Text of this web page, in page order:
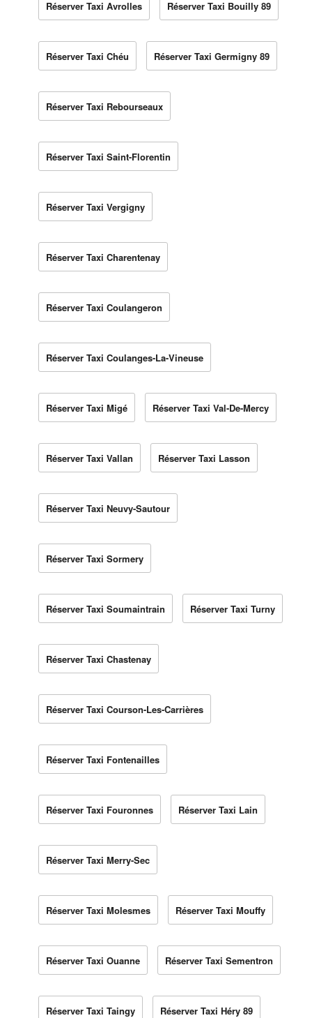
Réserver Taxi Avrolles Réserver Taxi Bouilly 89
Réserver Taxi Chéu Réserver Taxi Germigny 89
Réserver Taxi Rebourseaux
Réserver Taxi Saint-Florentin
Réserver Taxi Vergigny
Réserver Taxi Charentenay
Réserver Taxi Coulangeron
Réserver Taxi Coulanges-La-Vineuse
Réserver Taxi Migé Réserver Taxi Val-De-Mercy
Réserver Taxi Vallan Réserver Taxi Lasson
Réserver Taxi Neuvy-Sautour
Réserver Taxi Sormery
Réserver Taxi Soumaintrain Réserver Taxi Turny
Réserver Taxi Chastenay
Réserver Taxi Courson-Les-Carrières
Réserver Taxi Fontenailles
Réserver Taxi Fouronnes Réserver Taxi Lain
Réserver Taxi Merry-Sec
Réserver Taxi Molesmes Réserver Taxi Mouffy
Réserver Taxi Ouanne Réserver Taxi Sementron
Réserver Taxi Taingy Réserver Taxi Héry 89